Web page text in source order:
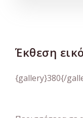
Έκθεση
{gallery}380{/